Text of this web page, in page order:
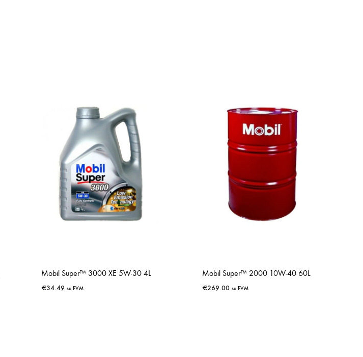
Mobil Super™ 3000 XE 5W-30 4L
€34.49 su PVM
Mobil Super™ 2000 10W-40 60L
€269.00 su PVM